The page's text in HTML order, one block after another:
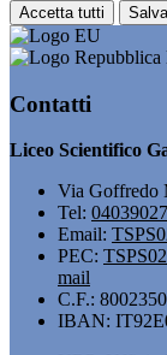
Accetta tutti
Contatti
Liceo Scientifico
Via Goffredo
Tel:
Email:
PEC:
mail
C.F.:
IBAN: